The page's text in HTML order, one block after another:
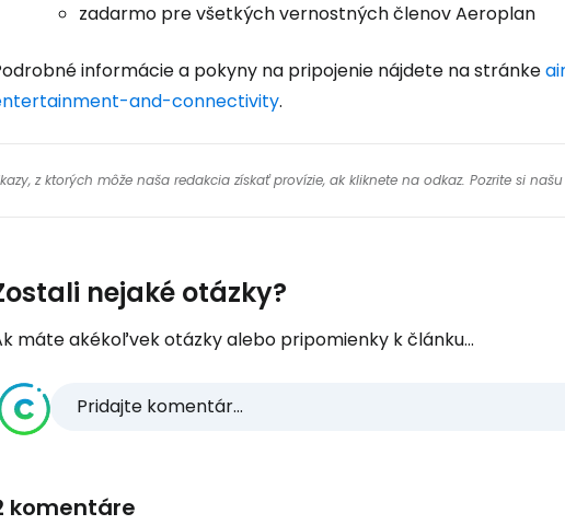
zadarmo pre všetkých vernostných členov Aeroplan
informácie a pokyny na pripojenie nájdete na stránke
and-connectivity.
z ktorých môže naša redakcia získať provízie, ak kliknete na odkaz. Pozrite si
nejaké otázky?
máte akékoľvek otázky alebo pripomienky k článku...
Pridajte komentár...
komentáre